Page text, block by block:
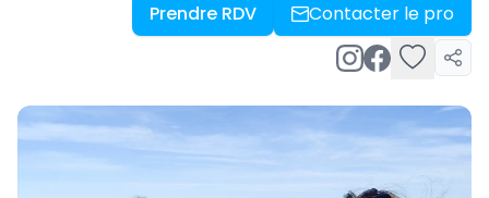
Prendre RDV Contacter le pro